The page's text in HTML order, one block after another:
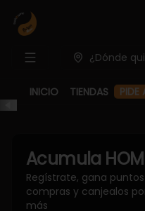
¿Dónde
INICIO TIENDAS PIDE
Acumula
Regístrate, gana
compras y canjealos
más